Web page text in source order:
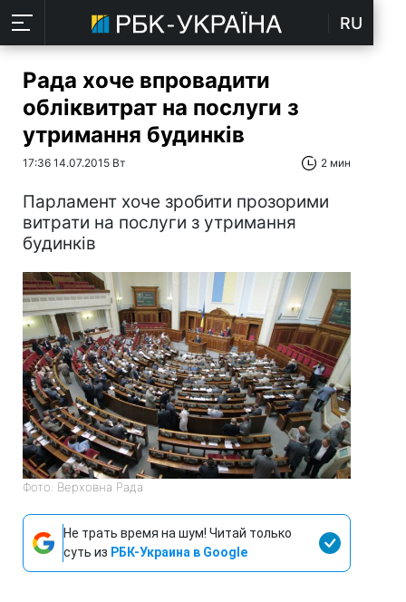
RU
Рада хоче впровадити
обліквитрат на послуги з
утримання будинків
17:36 14.07.2015 Вт 2 мин
Парламент хоче зробити прозорими
витрати на послуги з утримання
будинків
Фото: Верховна Рада
Не трать время на шум! Читай только
суть из РБК-Украина в Google